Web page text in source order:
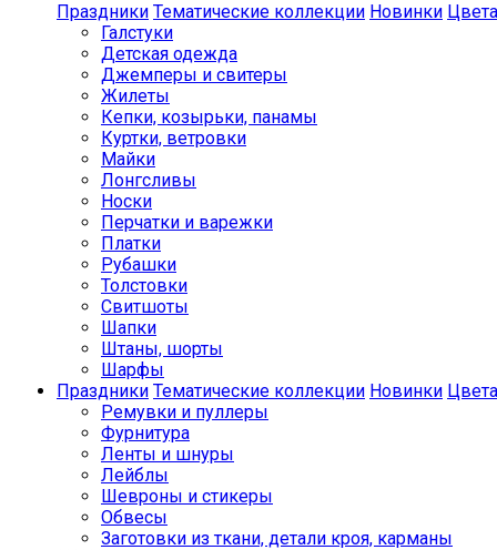
Праздники Тематические коллекции Новинки Цвета
Галстуки
Детская одежда
Джемперы и свитеры
Жилеты
Кепки, козырьки, панамы
Куртки, ветровки
Майки
Лонгсливы
Носки
Перчатки и варежки
Платки
Рубашки
Толстовки
Свитшоты
Шапки
Штаны, шорты
Шарфы
Праздники Тематические коллекции Новинки Цвета
Ремувки и пуллеры
Фурнитура
Ленты и шнуры
Лейблы
Шевроны и стикеры
Обвесы
Заготовки из ткани, детали кроя, карманы